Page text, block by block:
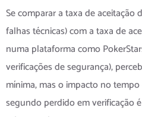
Se comparar a taxa de aceitação
falhas técnicas) com a taxa de
numa plataforma como
verificações de segurança),
mínima, mas o impacto no
segundo perdido em verificação